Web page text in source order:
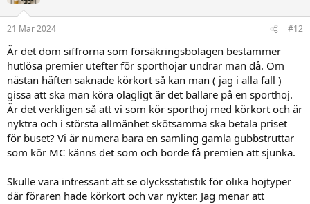
e
:
21 Mar 2024 #12
Är det dom siffrorna som försäkringsbolagen bestämmer
hutlösa premier utefter för sporthojar undrar man då. Om
nästan häften saknade körkort så kan man ( jag i alla fall )
gissa att ska man köra olagligt är det ballare på en sporthoj.
Är det verkligen så att vi som kör sporthoj med körkort och är
nyktra och i största allmänhet skötsamma ska betala priset
för buset? Vi är numera bara en samling gamla gubbstruttar
som kör MC känns det som och borde få premien att sjunka.
Skulle vara intressant att se olycksstatistik för olika hojtyper
där föraren hade körkort och var nykter. Jag menar att